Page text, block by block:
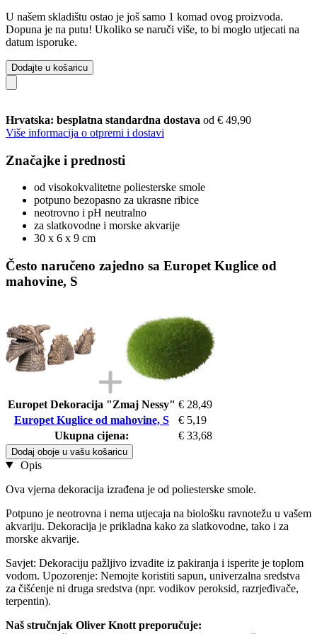
U našem skladištu ostao je još samo 1 komad ovog proizvoda.
Dopuna je na putu! Ukoliko se naruči više, to bi moglo utjecati na
datum isporuke.
Dodajte u košaricu
Hrvatska: besplatna standardna dostava od € 49,90
Više informacija o otpremi i dostavi
Značajke i prednosti
od visokokvalitetne poliesterske smole
potpuno bezopasno za ukrasne ribice
neotrovno i pH neutralno
za slatkovodne i morske akvarije
30 x 6 x 9 cm
Često naručeno zajedno sa Europet Kuglice od
mahovine, S
Europet Dekoracija "Zmaj Nessy" € 28,49
Europet Kuglice od mahovine, S
€ 5,19
Ukupna cijena:
€ 33,68
Dodaj oboje u vašu košaricu
Opis
Ova vjerna dekoracija izrađena je od poliesterske smole.
Potpuno je neotrovna i nema utjecaja na biološku ravnotežu u vašem
akvariju. Dekoracija je prikladna kako za slatkovodne, tako i za
morske akvarije.
Savjet: Dekoraciju pažljivo izvadite iz pakiranja i isperite je toplom
vodom. Upozorenje: Nemojte koristiti sapun, univerzalna sredstva
za čišćenje ni druga sredstva (npr. vodikov peroksid, razrjeđivače,
terpentin).
Naš stručnjak Oliver Knott preporučuje: